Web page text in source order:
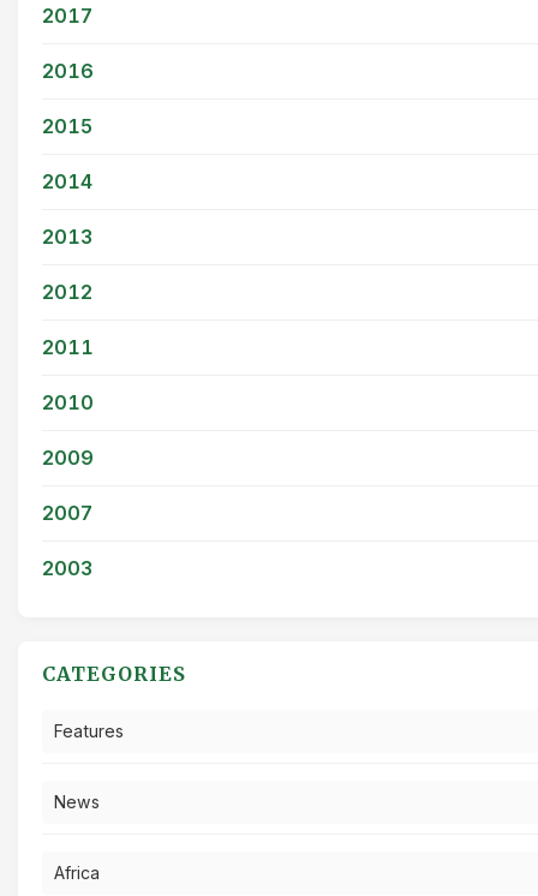
2017
2016
2015
2014
2013
2012
2011
2010
2009
2007
2003
CATEGORIES
Features
News
Africa